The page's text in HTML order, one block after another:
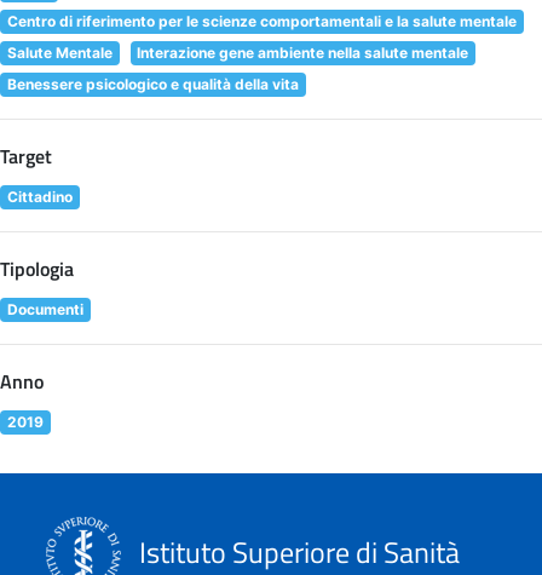
Centro di riferimento per le scienze comportamentali e la salute mentale
Salute Mentale
Interazione gene ambiente nella salute mentale
Benessere psicologico e qualità della vita
Target
Cittadino
Tipologia
Documenti
Anno
2019
Istituto Superiore di Sanità